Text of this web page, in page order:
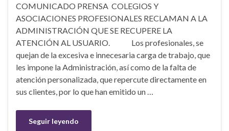
COMUNICADO PRENSA COLEGIOS Y
ASOCIACIONES PROFESIONALES RECLAMAN A LA
ADMINISTRACIÓN QUE SE RECUPERE LA
ATENCIÓN AL USUARIO. Los profesionales, se
quejan de la excesiva e innecesaria carga de trabajo, que
les impone la Administración, así como de la falta de
atención personalizada, que repercute directamente en
sus clientes, por lo que han emitido un …
Seguir leyendo